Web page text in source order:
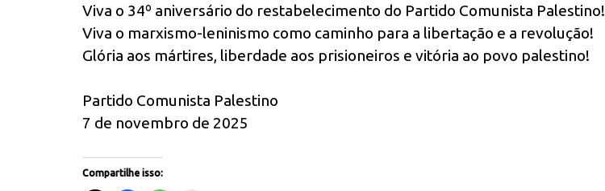
Viva o 34º aniversário do restabelecimento do Partido Comunista Palestino!
Viva o marxismo-leninismo como caminho para a libertação e a revolução!
Glória aos mártires, liberdade aos prisioneiros e vitória ao povo palestino!
Partido Comunista Palestino
7 de novembro de 2025
Compartilhe isso: